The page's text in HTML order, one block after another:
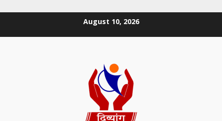
August 10, 2026